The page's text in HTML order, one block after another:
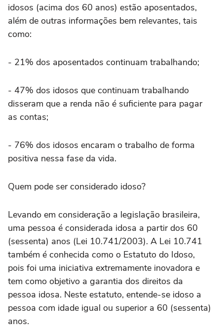
idosos (acima dos 60 anos) estão aposentados,
além de outras informações bem relevantes, tais
como:
- 21% dos aposentados continuam trabalhando;
- 47% dos idosos que continuam trabalhando
disseram que a renda não é suficiente para pagar
as contas;
- 76% dos idosos encaram o trabalho de forma
positiva nessa fase da vida.
Quem pode ser considerado idoso?
Levando em consideração a legislação brasileira,
uma pessoa é considerada idosa a partir dos 60
(sessenta) anos (Lei 10.741/2003). A Lei 10.741
também é conhecida como o Estatuto do Idoso,
pois foi uma iniciativa extremamente inovadora e
tem como objetivo a garantia dos direitos da
pessoa idosa. Neste estatuto, entende-se idoso a
pessoa com idade igual ou superior a 60 (sessenta)
anos.